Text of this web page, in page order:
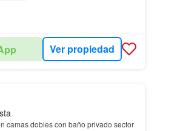
Ver propiedad